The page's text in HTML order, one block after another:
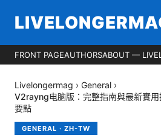
FRONT PAGEAUTHORSABOUT —
Livelongermag › General ›
V2rayng电脑版：完整指南與最新實
要點
GENERAL · ZH-TW